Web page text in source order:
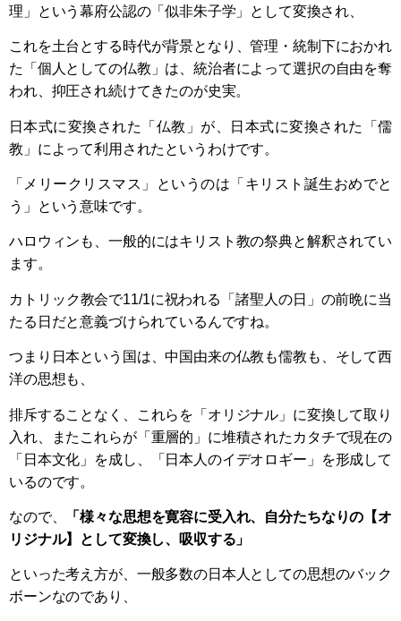
理」という幕府公認の「似非朱子学」として変換され、
これを土台とする時代が背景となり、管理・統制下におかれ
た「個人としての仏教」は、統治者によって選択の自由を奪
われ、抑圧され続けてきたのが史実。
日本式に変換された「仏教」が、日本式に変換された「儒
教」によって利用されたというわけです。
「メリークリスマス」というのは「キリスト誕生おめでと
う」という意味です。
ハロウィンも、一般的にはキリスト教の祭典と解釈されてい
ます。
カトリック教会で11/1に祝われる「諸聖人の日」の前晩に当
たる日だと意義づけられているんですね。
つまり日本という国は、中国由来の仏教も儒教も、そして西
洋の思想も、
排斥することなく、これらを「オリジナル」に変換して取り
入れ、またこれらが「重層的」に堆積されたカタチで現在の
「日本文化」を成し、「日本人のイデオロギー」を形成して
いるのです。
なので、
「様々な思想を寛容に受入れ、自分たちなりの【オ
リジナル】として変換し、吸収する」
といった考え方が、一般多数の日本人としての思想のバック
ボーンなのであり、